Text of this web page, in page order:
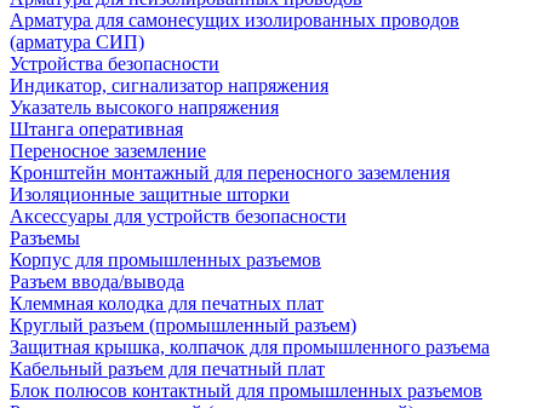
Арматура для самонесущих изолированных проводов
(арматура СИП)
Устройства безопасности
Индикатор, сигнализатор напряжения
Указатель высокого напряжения
Штанга оперативная
Переносное заземление
Кронштейн монтажный для переносного заземления
Изоляционные защитные шторки
Аксессуары для устройств безопасности
Разъемы
Корпус для промышленных разъемов
Разъем ввода/вывода
Клеммная колодка для печатных плат
Круглый разъем (промышленный разъем)
Защитная крышка, колпачок для промышленного разъема
Кабельный разъем для печатный плат
Блок полюсов контактный для промышленных разъемов